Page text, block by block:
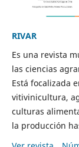
RIVAR
Es una revista
las ciencias
Está focalizada
vitivinicultura,
culturas
la producción